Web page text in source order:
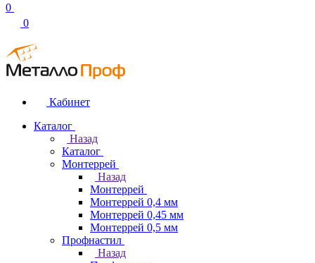
0
0
Кабинет
Каталог
Назад
Каталог
Монтеррей
Назад
Монтеррей
Монтеррей 0,4 мм
Монтеррей 0,45 мм
Монтеррей 0,5 мм
Профнастил
Назад